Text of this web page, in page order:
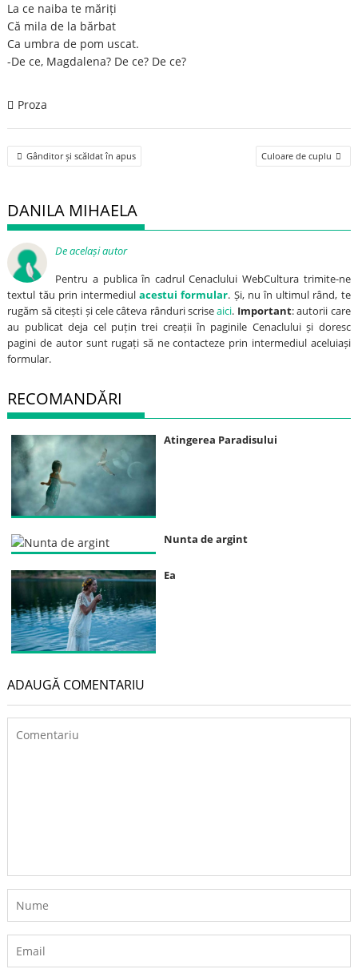
La ce naiba te măriți
Că mila de la bărbat
Ca umbra de pom uscat.
-De ce, Magdalena? De ce? De ce?
Proza
Post
navigation
Gânditor și scăldat în apus Culoare de cuplu
DANILA MIHAELA
De același autor
Pentru a publica în cadrul Cenaclului WebCultura trimite-ne
textul tău prin intermediulacestui formular. Și, nu în ultimul rând, te
rugăm să citești și cele câteva rânduri scriseaici. Important: autorii care
au publicat deja cel puțin trei creații în paginile Cenaclului și doresc
pagini de autor sunt rugați să ne contacteze prin intermediul aceluiași
formular.
RECOMANDĂRI
Atingerea Paradisului
Nunta de argint
Ea
ADAUGĂ COMENTARIU